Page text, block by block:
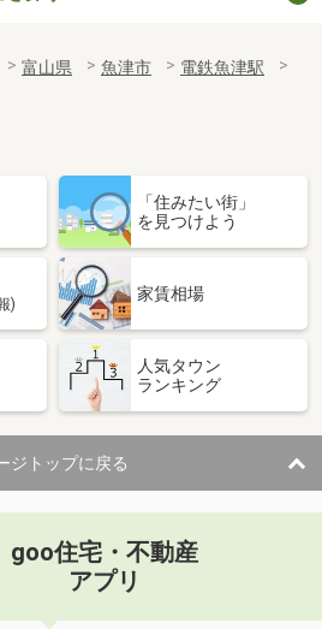
富山県 魚津市
電鉄魚津駅
「住みたい街」
を見つけよう
)
家賃相場
人気タウン
ランキング
ジトップに戻る
goo住宅・不動産
アプリ